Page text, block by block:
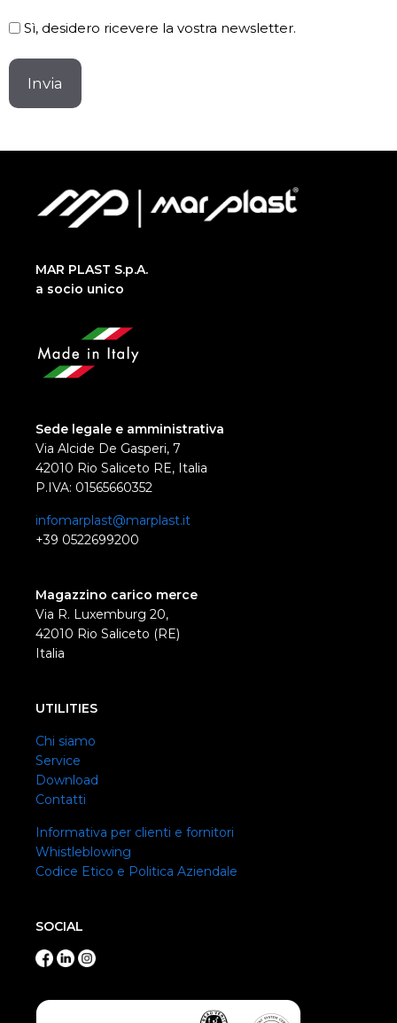
Sì, desidero ricevere la vostra newsletter.
CAPTCHA
MAR PLAST S.p.A.
a socio unico
Sede legale e amministrativa
Via Alcide De Gasperi, 7
42010 Rio Saliceto RE, Italia
P.IVA: 01565660352
infomarplast@marplast.it
+39 0522699200
Magazzino carico merce
Via R. Luxemburg 20,
42010 Rio Saliceto (RE)
Italia
UTILITIES
Chi siamo
Service
Download
Contatti
Informativa per clienti e fornitori
Whistleblowing
Codice Etico e Politica Aziendale
SOCIAL